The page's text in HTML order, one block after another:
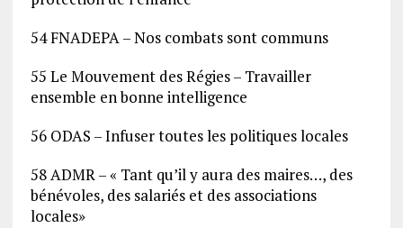
54 FNADEPA – Nos combats sont communs
55 Le Mouvement des Régies – Travailler
ensemble en bonne intelligence
56 ODAS – Infuser toutes les politiques locales
58 ADMR – « Tant qu’il y aura des maires…, des
bénévoles, des salariés et des associations
locales»